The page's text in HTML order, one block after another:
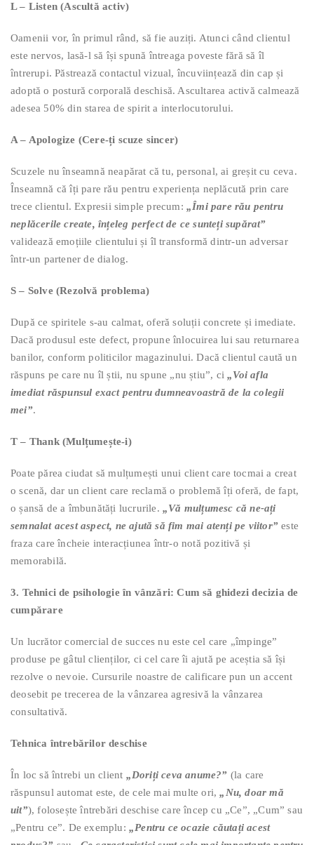
L – Listen (Ascultă activ)
Oamenii vor, în primul rând, să fie auziți. Atunci când clientul
este nervos, lasă-l să își spună întreaga poveste fără să îl
întrerupi. Păstrează contactul vizual, încuviințează din cap și
adoptă o postură corporală deschisă. Ascultarea activă calmează
adesea 50% din starea de spirit a interlocutorului.
A – Apologize (Cere-ți scuze sincer)
Scuzele nu înseamnă neapărat că tu, personal, ai greșit cu ceva.
Înseamnă că îți pare rău pentru experiența neplăcută prin care
trece clientul. Expresii simple precum: „Îmi pare rău pentru
neplăcerile create, înțeleg perfect de ce sunteți supărat”
validează emoțiile clientului și îl transformă dintr-un adversar
într-un partener de dialog.
S – Solve (Rezolvă problema)
După ce spiritele s-au calmat, oferă soluții concrete și imediate.
Dacă produsul este defect, propune înlocuirea lui sau returnarea
banilor, conform politicilor magazinului. Dacă clientul caută un
răspuns pe care nu îl știi, nu spune „nu știu”, ci„Voi afla
imediat răspunsul exact pentru dumneavoastră de la colegii
mei”.
T – Thank (Mulțumește-i)
Poate părea ciudat să mulțumești unui client care tocmai a creat
o scenă, dar un client care reclamă o problemă îți oferă, de fapt,
o șansă de a îmbunătăți lucrurile. „Vă mulțumesc că ne-ați
semnalat acest aspect, ne ajută să fim mai atenți pe viitor” este
fraza care încheie interacțiunea într-o notă pozitivă și
memorabilă.
3. Tehnici de psihologie în vânzări: Cum să ghidezi decizia de
cumpărare
Un lucrător comercial de succes nu este cel care „împinge”
produse pe gâtul clienților, ci cel care îi ajută pe aceștia să își
rezolve o nevoie. Cursurile noastre de calificare pun un accent
deosebit pe trecerea de la vânzarea agresivă la vânzarea
consultativă.
Tehnica întrebărilor deschise
În loc să întrebi un client „Doriți ceva anume?” (la care
răspunsul automat este, de cele mai multe ori,„Nu, doar mă
uit”), folosește întrebări deschise care încep cu „Ce”, „Cum” sau
„Pentru ce”. De exemplu: „Pentru ce ocazie căutați acest